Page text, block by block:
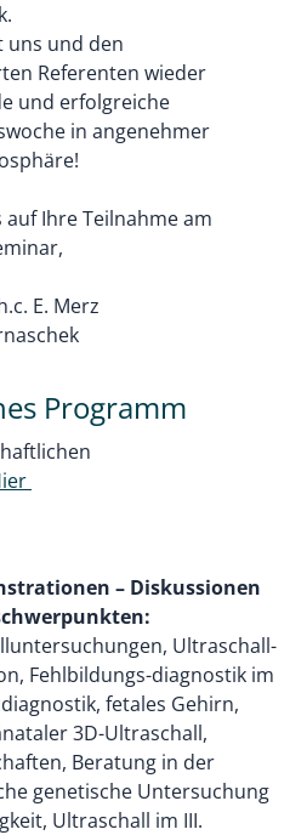
uns und den
Referenten wieder
und erfolgreiche
in angenehmer
Ihre Teilnahme am
E. Merz
Programm
– Diskussionen
Ultraschall-
Fehlbildungs-diagnostik im
fetales Gehirn,
3D-Ultraschall,
Beratung in der
genetische Untersuchung
Ultraschall im III.